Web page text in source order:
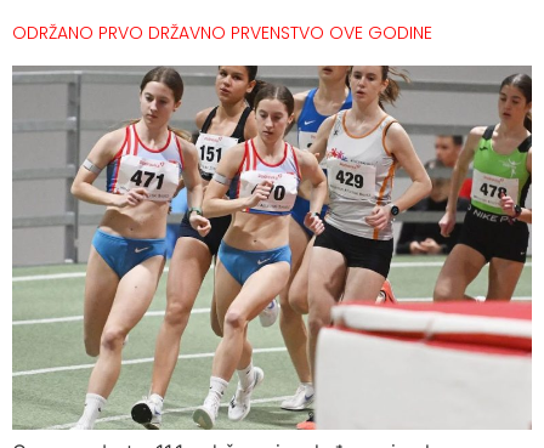
ODRŽANO PRVO DRŽAVNO PRVENSTVO OVE GODINE